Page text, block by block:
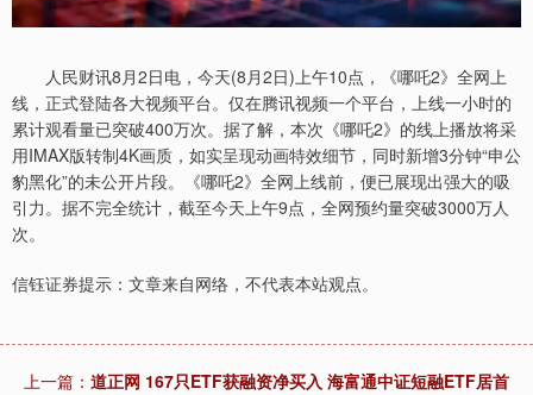
人民财讯8月2日电，今天(8月2日)上午10点，《哪吒2》全网上
线，正式登陆各大视频平台。仅在腾讯视频一个平台，上线一小时的
累计观看量已突破400万次。据了解，本次《哪吒2》的线上播放将采
用IMAX版转制4K画质，如实呈现动画特效细节，同时新增3分钟“申公
豹黑化”的未公开片段。《哪吒2》全网上线前，便已展现出强大的吸
引力。据不完全统计，截至今天上午9点，全网预约量突破3000万人
次。
信钰证券提示：文章来自网络，不代表本站观点。
上一篇： 道正网 167只ETF获融资净买入 海富通中证短融ETF居首